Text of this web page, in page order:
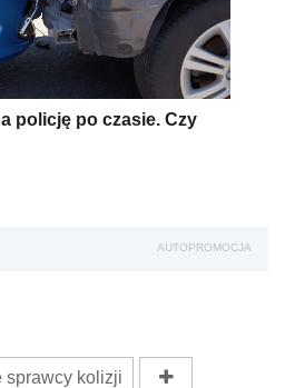
policję po czasie. Czy
AUTOPROMOCJA
sprawcy kolizji